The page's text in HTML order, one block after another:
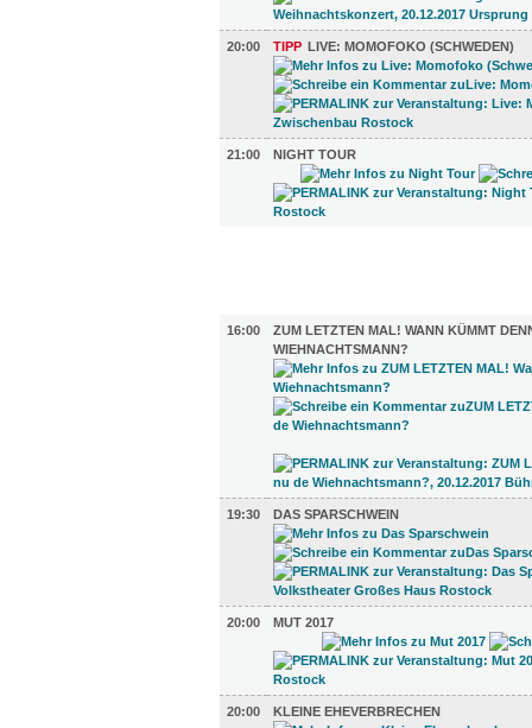
20:00 TIPP LIVE: MOMOFOKO (SCHWEDEN)
21:00 NIGHT TOUR
16:00
ZUM LETZTEN MAL! WANN KÜMMT
WIEHNACHTSMANN?
19:30 DAS SPARSCHWEIN
20:00 MUT 2017
20:00 KLEINE EHEVERBRECHEN